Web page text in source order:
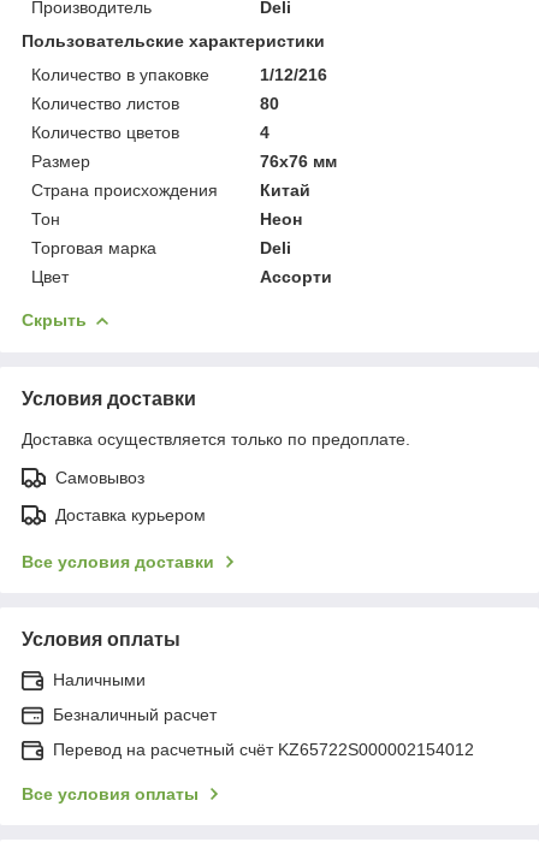
Производитель
Deli
Пользовательские характеристики
Количество в упаковке
1/12/216
Количество листов
80
Количество цветов
4
Размер
76х76 мм
Страна происхождения
Китай
Тон
Неон
Торговая марка
Deli
Цвет
Ассорти
Скрыть
Условия доставки
Доставка осуществляется только по предоплате.
Самовывоз
Доставка курьером
Все условия доставки
Условия оплаты
Наличными
Безналичный расчет
Перевод на расчетный счёт KZ65722S000002154012
Все условия оплаты